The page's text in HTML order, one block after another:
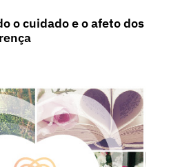
o cuidado e o afeto dos